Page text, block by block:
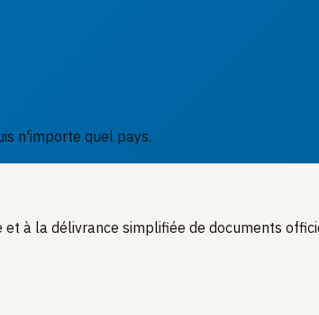
n'importe quel pays.
à la délivrance simplifiée de documents